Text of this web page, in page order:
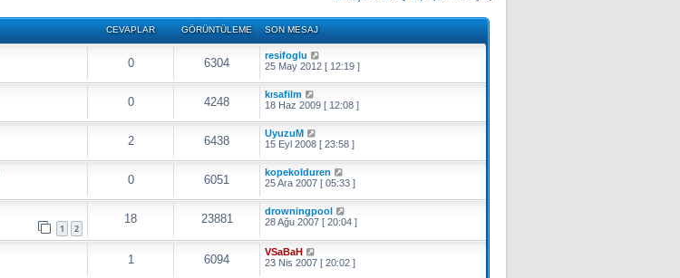
CEVAPLAR GÖRÜNTÜLEME SON MESAJ
0 6304
resifoglu
25 May 2012 [ 12:19 ]
0 4248
kısafilm
18 Haz 2009 [ 12:08 ]
2 6438
UyuzuM
15 Eyl 2008 [ 23:58 ]
0 6051
kopekolduren
25 Ara 2007 [ 05:33 ]
1 2
18 23881
drowningpool
28 Ağu 2007 [ 20:04 ]
1 6094
VSaBaH
23 Nis 2007 [ 20:02 ]